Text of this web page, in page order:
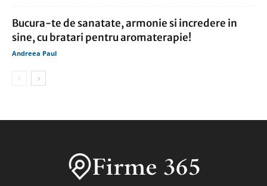
Bucura-te de sanatate, armonie si incredere in
sine, cu bratari pentru aromaterapie!
Andreea Paul